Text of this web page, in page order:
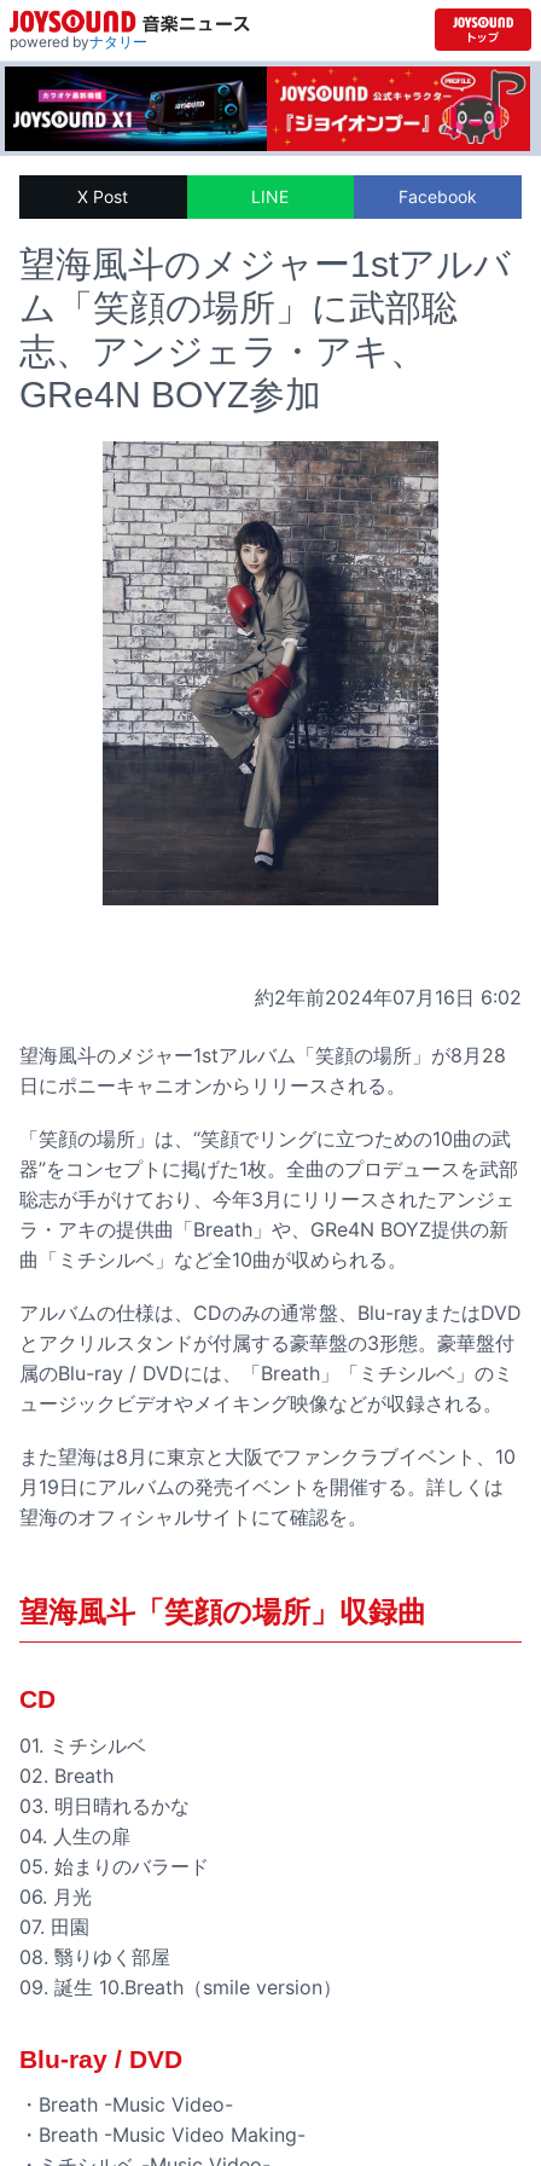
powered byナタリー
X Post LINE Facebook
望海風斗のメジャー1stアルバ
ム「笑顔の場所」に武部聡
志、アンジェラ・アキ、
GRe4N BOYZ参加
約2年前2024年07月16日 6:02
望海風斗のメジャー1stアルバム「笑顔の場所」が8月28
日にポニーキャニオンからリリースされる。
「笑顔の場所」は、“笑顔でリングに立つための10曲の武
器”をコンセプトに掲げた1枚。全曲のプロデュースを武部
聡志が手がけており、今年3月にリリースされたアンジェ
ラ・アキの提供曲「Breath」や、GRe4N BOYZ提供の新
曲「ミチシルベ」など全10曲が収められる。
アルバムの仕様は、CDのみの通常盤、Blu-rayまたはDVD
とアクリルスタンドが付属する豪華盤の3形態。豪華盤付
属のBlu-ray / DVDには、「Breath」「ミチシルベ」のミ
ュージックビデオやメイキング映像などが収録される。
また望海は8月に東京と大阪でファンクラブイベント、10
月19日にアルバムの発売イベントを開催する。詳しくは
望海のオフィシャルサイトにて確認を。
望海風斗「笑顔の場所」収録曲
CD
01. ミチシルベ
02. Breath
03. 明日晴れるかな
04. 人生の扉
05. 始まりのバラード
06. 月光
07. 田園
08. 翳りゆく部屋
09. 誕生 10.Breath（smile version）
Blu-ray / DVD
・Breath -Music Video-
・Breath -Music Video Making-